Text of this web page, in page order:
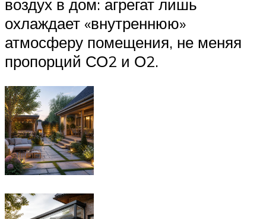
воздух в дом: агрегат лишь
охлаждает «внутреннюю»
атмосферу помещения, не меняя
пропорций СО2 и О2.